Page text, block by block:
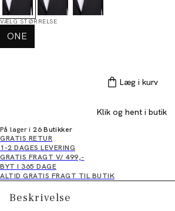
VÆLG STØRRELSE
ONE
Læg i kurv
Klik og hent i butik
På lager i 26 Butikker
GRATIS RETUR
1-2 DAGES LEVERING
GRATIS FRAGT V/ 499,-
BYT I 365 DAGE
ALTID GRATIS FRAGT TIL BUTIK
Beskrivelse